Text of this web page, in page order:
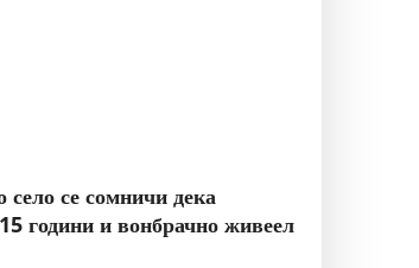
се сомничи дека
години и вонбрачно живеел